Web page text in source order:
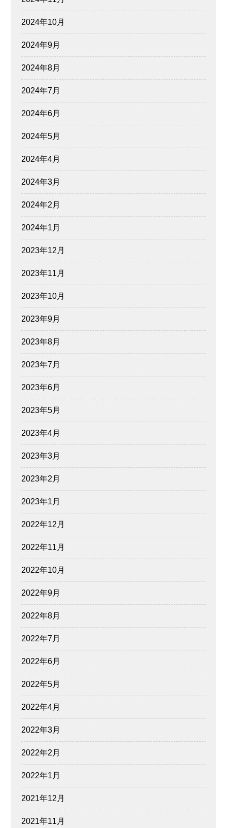
2024年10月
2024年9月
2024年8月
2024年7月
2024年6月
2024年5月
2024年4月
2024年3月
2024年2月
2024年1月
2023年12月
2023年11月
2023年10月
2023年9月
2023年8月
2023年7月
2023年6月
2023年5月
2023年4月
2023年3月
2023年2月
2023年1月
2022年12月
2022年11月
2022年10月
2022年9月
2022年8月
2022年7月
2022年6月
2022年5月
2022年4月
2022年3月
2022年2月
2022年1月
2021年12月
2021年11月